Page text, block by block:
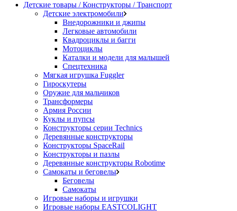
Детские товары / Конструкторы / Транспорт
Детские электромобили
Внедорожники и джипы
Легковые автомобили
Квадроциклы и багги
Мотоциклы
Каталки и модели для малышей
Спецтехника
Мягкая игрушка Fuggler
Гироскутеры
Оружие для мальчиков
Трансформеры
Армия России
Куклы и пупсы
Конструкторы серии Technics
Деревянные конструкторы
Конструкторы SpaceRail
Конструкторы и пазлы
Деревянные конструкторы Robotime
Самокаты и беговелы
Беговелы
Самокаты
Игровые наборы и игрушки
Игровые наборы EASTCOLIGHT